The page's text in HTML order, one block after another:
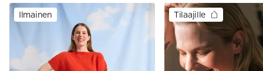
Ilmainen Tilaajille